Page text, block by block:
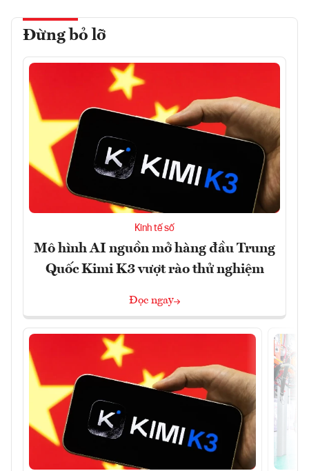
Đừng bỏ lỡ
Kinh tế số
Mô hình AI nguồn mở hàng đầu Trung
Quốc Kimi K3 vượt rào thử nghiệm
Đọc ngay